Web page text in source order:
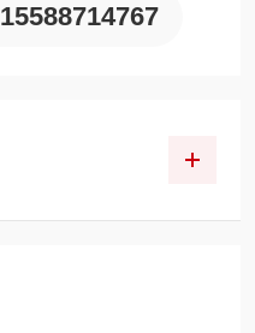
15588714767